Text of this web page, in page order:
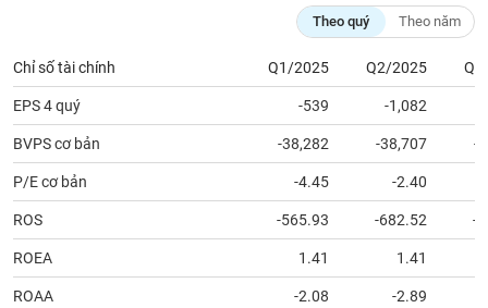
Theo quý Theo năm
Chỉ số tài chính Q1/2025 Q2/2025
EPS 4 quý -539 -1,082
BVPS cơ bản -38,282 -38,707 -
P/E cơ bản -4.45 -2.40
ROS -565.93 -682.52 -
ROEA 1.41 1.41
ROAA -2.08 -2.89
Công
cụ
tư
Truyền
thông
tài